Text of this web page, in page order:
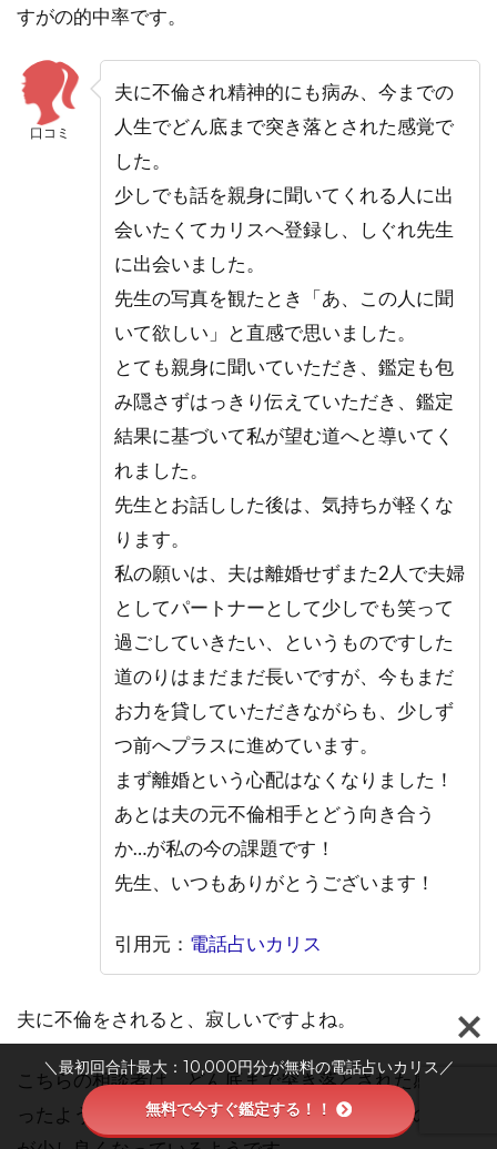
すがの的中率です。
口コミ
夫に不倫され精神的にも病み、今までの
人生でどん底まで突き落とされた感覚で
した。
少しでも話を親身に聞いてくれる人に出
会いたくてカリスへ登録し、しぐれ先生
に出会いました。
先生の写真を観たとき「あ、この人に聞
いて欲しい」と直感で思いました。
とても親身に聞いていただき、鑑定も包
み隠さずはっきり伝えていただき、鑑定
結果に基づいて私が望む道へと導いてく
れました。
先生とお話しした後は、気持ちが軽くな
ります。
私の願いは、夫は離婚せずまた2人で夫婦
としてパートナーとして少しでも笑って
過ごしていきたい、というものですした
道のりはまだまだ長いですが、今もまだ
お力を貸していただきながらも、少しず
つ前へプラスに進めています。
まず離婚という心配はなくなりました！
あとは夫の元不倫相手とどう向き合う
か…が私の今の課題です！
先生、いつもありがとうございます！
引用元： 電話占いカリス
夫に不倫をされると、寂しいですよね。
こちらの相談者は、どん底まで突き落とされた感覚だ
ったようですが、先生に相談してからお相手との関係
＼最初回合計最大：10,000円分が無料の電話占いカリス／
無料で今すぐ鑑定する！！